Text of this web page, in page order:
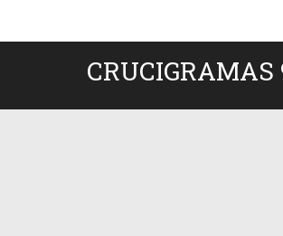
CRUCIGRAMAS